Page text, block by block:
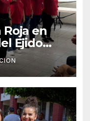
en
Ejido
Lázaro